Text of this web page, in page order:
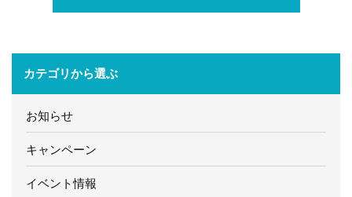
カテゴリから選ぶ
お知らせ
キャンペーン
イベント情報